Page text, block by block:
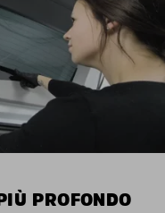
PROFONDO